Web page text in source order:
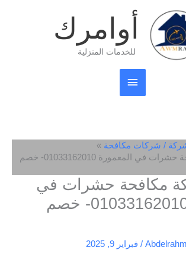
أوامرك
للخدمات المنزلية
القائمة
الرئيسية
/ شركات مكافحة
افضل شركة مكافحة حشرات في المعمورة 01033162010- خصم
مكافحة حشرات في
المعمورة 01033162010- خصم
/ فبراير 9, 2025